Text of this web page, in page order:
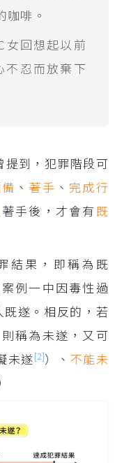
咖啡。
女回想起以前
不忍而放棄下
提到，犯罪階段可
、 著手 、 完成行
著手後，才會有 既
結果，即稱為既
例一中因毒性過
遂。相反的，若
稱為未遂，又可
未遂[2]）、 不能未